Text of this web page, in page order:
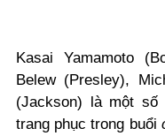
Kasai Yamamoto
Belew (Presley),
(Jackson) là một
trang phục trong buổi